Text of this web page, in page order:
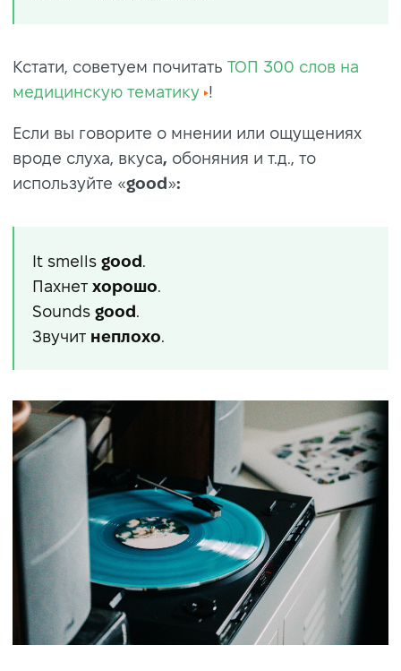
Кстати, советуем почитать ТОП 300 слов на
медицинскую тематику !
Если вы говорите о мнении или ощущениях
вроде слуха, вкуса, обоняния и т.д., то
используйте «good»:
It smells good
Пахнет хорошо
Sounds good
Звучит неплохо